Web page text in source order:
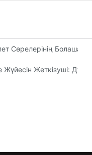
Бейімдеу
Сөрелерінің
Жүйесін Жеткізуші: